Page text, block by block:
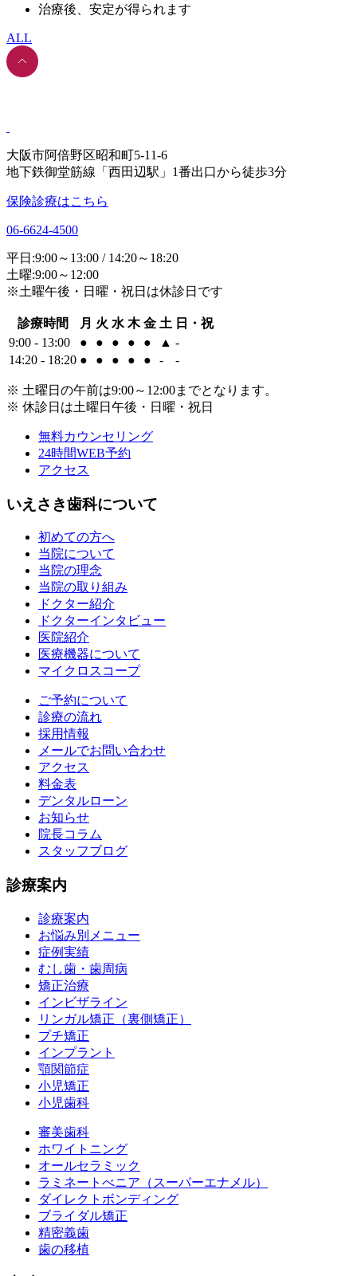
治療後、安定が得られます
ALL
大阪市阿倍野区昭和町5-11-6
地下鉄御堂筋線「西田辺駅」1番出口から徒歩3分
保険診療はこちら
06-6624-4500
平日:9:00～13:00 / 14:20～18:20
土曜:9:00～12:00
※土曜午後・日曜・祝日は休診日です
診療時間 月 火 水 木 金 土 日・祝
9:00 - 13:00
● ● ● ● ● ▲ -
14:20 - 18:20 ● ● ● ● ● - -
※ 土曜日の午前は9:00～12:00までとなります。
※ 休診日は土曜日午後・日曜・祝日
無料カウンセリング
24時間WEB予約
アクセス
いえさき歯科について
初めての方へ
当院について
当院の理念
当院の取り組み
ドクター紹介
ドクターインタビュー
医院紹介
医療機器について
マイクロスコープ
ご予約について
診療の流れ
採用情報
メールでお問い合わせ
アクセス
料金表
デンタルローン
お知らせ
院長コラム
スタッフブログ
診療案内
診療案内
お悩み別メニュー
症例実績
むし歯・歯周病
矯正治療
インビザライン
リンガル矯正（裏側矯正）
プチ矯正
インプラント
顎関節症
小児矯正
小児歯科
審美歯科
ホワイトニング
オールセラミック
ラミネートべニア （スーパーエナメル）
ダイレクトボンディング
ブライダル矯正
精密義歯
歯の移植